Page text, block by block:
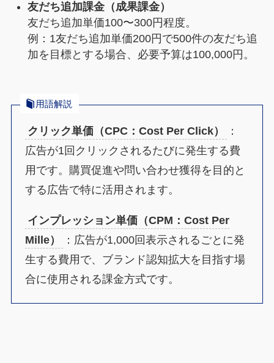
友だち追加課金（成果課金）
友だち追加単価100〜300円程度。
例：1友だち追加単価200円で500件の友だち追
加を目標とする場合、必要予算は100,000円。
用語解説
クリック単価（CPC：Cost Per Click）
：
広告が1回クリックされるたびに発生する費
用です。購買促進や問い合わせ獲得を目的と
する広告で特に活用されます。
インプレッション単価（CPM：Cost Per
Mille）
：広告が1,000回表示されるごとに発
生する費用で、ブランド認知拡大を目指す場
合に使用される課金方式です。